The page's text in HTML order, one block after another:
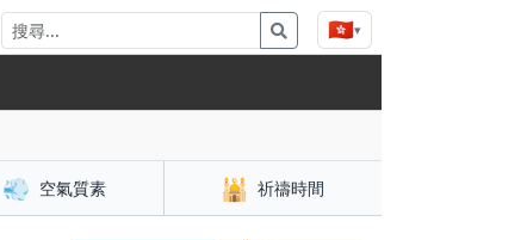
🇭🇰▾
💨 空氣質素 🕌 祈禱時間